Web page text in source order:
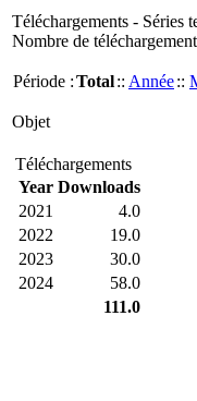
Téléchargements - Séries
Nombre de
Période :Total:: Année::
Objet
Téléchargements
Year Downloads
2021
4.0
2022
19.0
2023
30.0
2024
58.0
111.0